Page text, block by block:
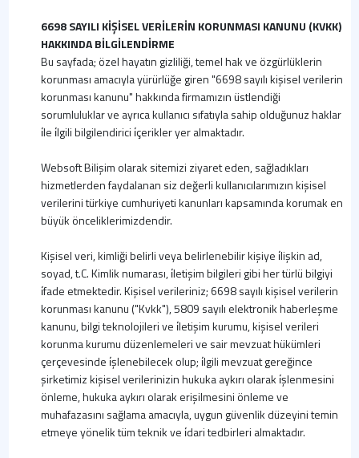
6698 SAYILI KİŞİSEL VERİLERİN KORUNMASI KANUNU (KVKK)
HAKKINDA BİLGİLENDİRME
Bu sayfada; özel hayatın gizliliği, temel hak ve özgürlüklerin
korunması amacıyla yürürlüğe giren "6698 sayılı kişisel verilerin
korunması kanunu" hakkında firmamızın üstlendiği
sorumluluklar ve ayrıca kullanıcı sıfatıyla sahip olduğunuz haklar
i̇le i̇lgili bilgilendirici i̇çerikler yer almaktadır.
Websoft Bilişim olarak sitemizi ziyaret eden, sağladıkları
hizmetlerden faydalanan siz değerli kullanıcılarımızın kişisel
verilerini türkiye cumhuriyeti kanunları kapsamında korumak en
büyük önceliklerimizdendir.
Kişisel veri, kimliği belirli veya belirlenebilir kişiye i̇lişkin ad,
soyad, t.C. Kimlik numarası, i̇letişim bilgileri gibi her türlü bilgiyi
i̇fade etmektedir. Kişisel verileriniz; 6698 sayılı kişisel verilerin
korunması kanunu ("Kvkk"), 5809 sayılı elektronik haberleşme
kanunu, bilgi teknolojileri ve i̇letişim kurumu, kişisel verileri
korunma kurumu düzenlemeleri ve sair mevzuat hükümleri
çerçevesinde i̇şlenebilecek olup; i̇lgili mevzuat gereğince
şirketimiz kişisel verilerinizin hukuka aykırı olarak i̇şlenmesini
önleme, hukuka aykırı olarak erişilmesini önleme ve
muhafazasını sağlama amacıyla, uygun güvenlik düzeyini temin
etmeye yönelik tüm teknik ve i̇dari tedbirleri almaktadır.